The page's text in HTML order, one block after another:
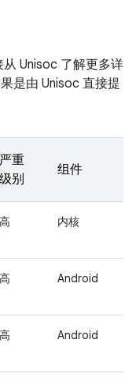
Unisoc 了解更多详
是由 Unisoc 直接提
严重
级别
组件
高 内核
高 Android
高 Android